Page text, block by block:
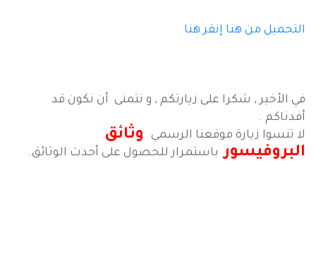
التحميل من هنا إنقر هنا
في الأخير , شكرا على زيارتكم , و نتمنى أن نكون قد
أفدناكم .
لا تنسوا زيارة موقعنا الرسمي
وثائق
البروفيسور باستمرار للحصول على أحدث الوثائق.